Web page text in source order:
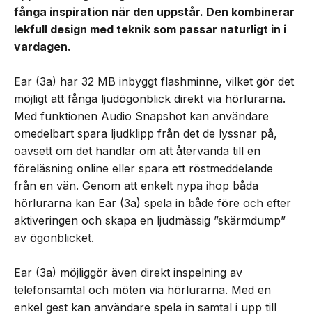
fånga inspiration när den uppstår. Den kombinerar
lekfull design med teknik som passar naturligt in i
vardagen.
Ear (3a) har 32 MB inbyggt flashminne, vilket gör det
möjligt att fånga ljudögonblick direkt via hörlurarna.
Med funktionen Audio Snapshot kan användare
omedelbart spara ljudklipp från det de lyssnar på,
oavsett om det handlar om att återvända till en
föreläsning online eller spara ett röstmeddelande
från en vän. Genom att enkelt nypa ihop båda
hörlurarna kan Ear (3a) spela in både före och efter
aktiveringen och skapa en ljudmässig ”skärmdump”
av ögonblicket.
Ear (3a) möjliggör även direkt inspelning av
telefonsamtal och möten via hörlurarna. Med en
enkel gest kan användare spela in samtal i upp till